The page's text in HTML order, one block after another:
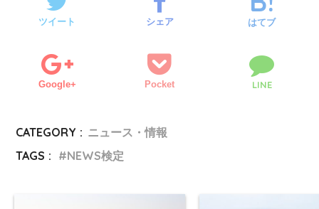
ツイート シェア はてブ
Google+ Pocket LINE
CATEGORY : ニュース・情報
TAGS :
NEWS検定